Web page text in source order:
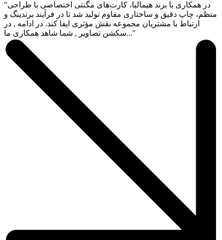
"در همکاری با برند هیمالیا، کارت‌های مگنتی اختصاصی با طراحی
منظم، چاپ دقیق و ساختاری مقاوم تولید شد تا در فرآیند برندینگ و
ارتباط با مشتریان مجموعه نقش مؤثری ایفا کند. در ادامه , در
سکشن تصاویر , شما شاهد همکاری ما..."